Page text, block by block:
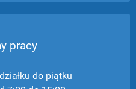
pracy
do piątku